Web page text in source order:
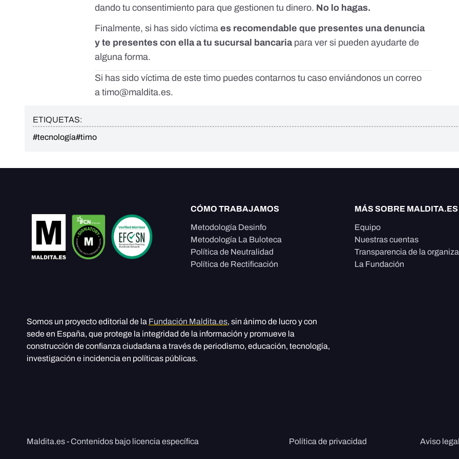
dando tu consentimiento para que gestionen tu dinero. No lo hagas.
Finalmente, si has sido víctimaes recomendable que presentes una denuncia
y te presentes con ella a tu sucursal bancariapara ver si pueden ayudarte de
alguna forma.
Si has sido víctima de este timo puedes contarnos tu caso enviándonos un correo
atimo@maldita.es.
ETIQUETAS:
#tecnología#timo
CÓMO TRABAJAMOS
Metodología Desinfo
Metodología La Buloteca
Política de Neutralidad
Política de Rectificación
MÁS SOBRE MALDITA.ES
Equipo
Nuestras cuentas
Transparencia de la
La Fundación
Somos un proyecto editorial de la Fundación Maldita.es, sin ánimo de lucro y con
sede en España, que protege la integridad de la información y promueve la
construcción de confianza ciudadana a través de periodismo, educación, tecnología,
investigación e incidencia en políticas públicas.
Maldita.es - Contenidos bajo licencia específica Política de privacidad Aviso legal